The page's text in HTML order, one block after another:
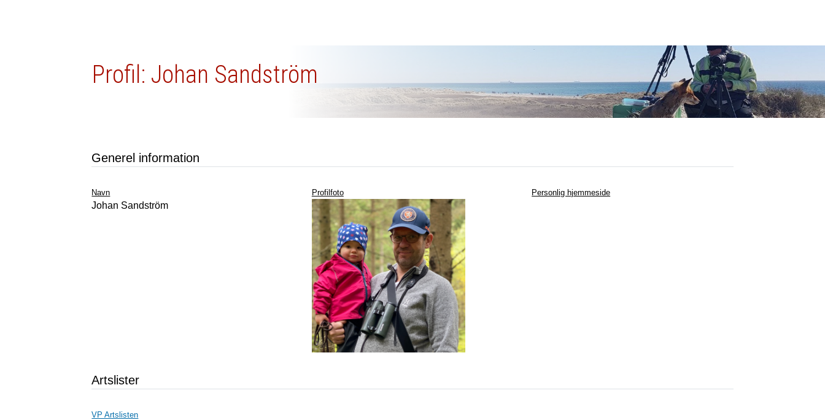
Profil: Johan Sandström
Generel information
Navn
Johan Sandström
Profilfoto Personlig hjemmeside
Artslister
VP Artslisten